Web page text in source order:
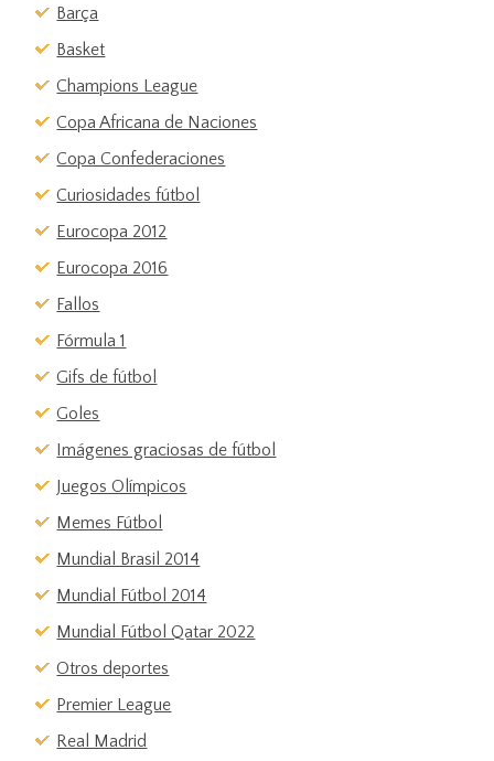
Barça
Basket
Champions League
Copa Africana de Naciones
Copa Confederaciones
Curiosidades fútbol
Eurocopa 2012
Eurocopa 2016
Fallos
Fórmula 1
Gifs de fútbol
Goles
Imágenes graciosas de fútbol
Juegos Olímpicos
Memes Fútbol
Mundial Brasil 2014
Mundial Fútbol 2014
Mundial Fútbol Qatar 2022
Otros deportes
Premier League
Real Madrid